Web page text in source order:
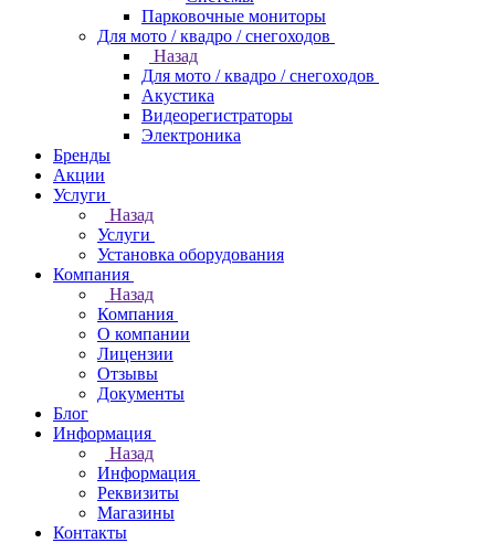
Парковочные мониторы
Для мото / квадро / снегоходов
Назад
Для мото / квадро / снегоходов
Акустика
Видеорегистраторы
Электроника
Бренды
Акции
Услуги
Назад
Услуги
Установка оборудования
Компания
Назад
Компания
О компании
Лицензии
Отзывы
Документы
Блог
Информация
Назад
Информация
Реквизиты
Магазины
Контакты